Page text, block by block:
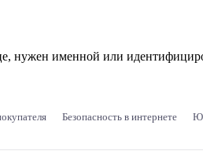
нужен именной или
Безопасность в интернете